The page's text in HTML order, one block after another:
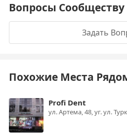
Вопросы Сообществу
Задать
Похожие Места
Profi Dent
ул. Артема, 48, уг. ул.